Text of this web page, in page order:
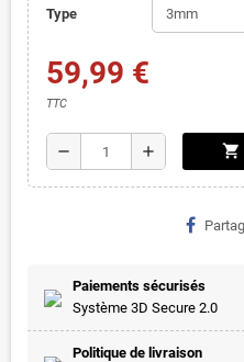
Type
59,99 €
TTC
remove add shopping_cart
Paiements sécurisés
Système 3D Secure 2.0
Politique de livraison